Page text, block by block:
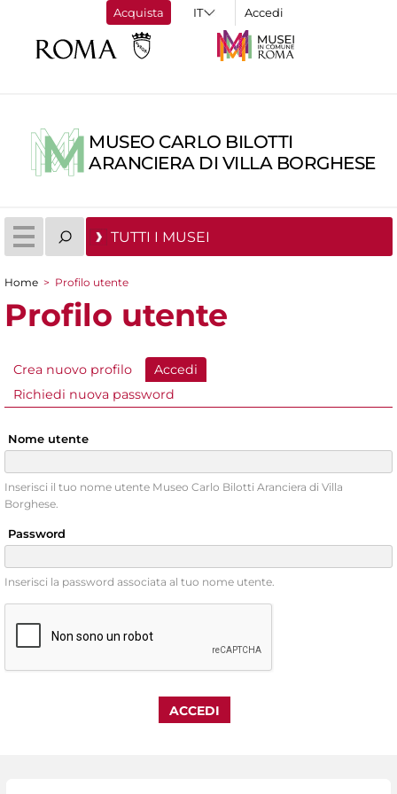
Acquista Accedi
MUSEO CARLO BILOTTI
ARANCIERA DI VILLA BORGHESE
TUTTI I MUSEI
Tu sei qui
Home > Profilo utente
Profilo utente
Schede primarie
Crea nuovo profilo Accedi
Richiedi nuova password
Nome utente
Inserisci il tuo nome utente Museo Carlo Bilotti Aranciera di Villa
Borghese.
Password
Inserisci la password associata al tuo nome utente.